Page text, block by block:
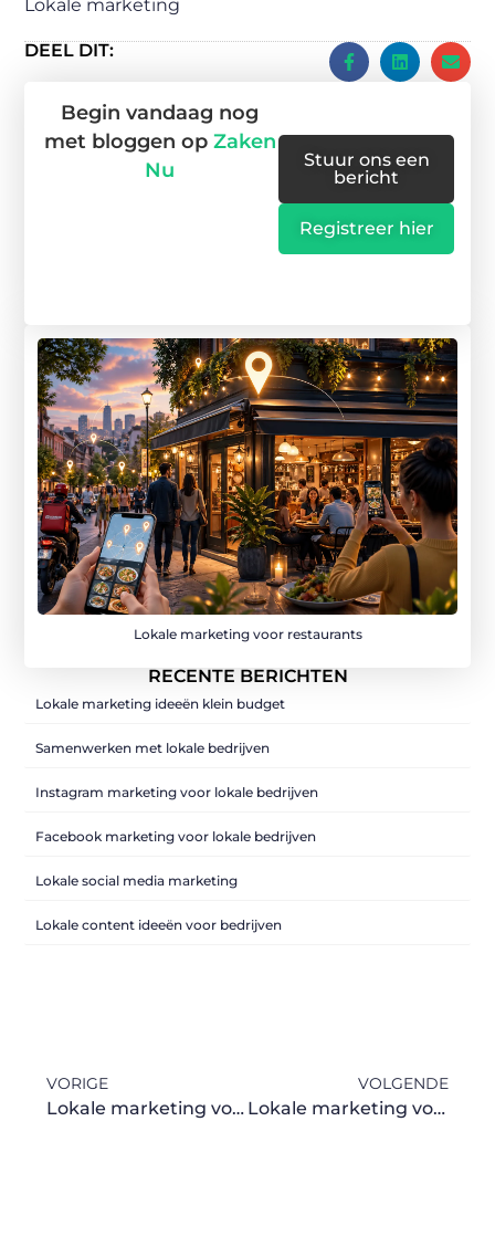
Lokale marketing
DEEL DIT:
Lokale marketing voor restaurants
RECENTE BERICHTEN
Lokale marketing ideeën klein budget
Samenwerken met lokale bedrijven
Instagram marketing voor lokale bedrijven
Facebook marketing voor lokale bedrijven
Lokale social media marketing
Lokale content ideeën voor bedrijven
Begin vandaag nog
met bloggen op Zaken
Nu
Stuur ons een
bericht
Registreer hier
VORIGE
Lokale marketing voor winkels
VOLGENDE
Lokale marketing voor kappers